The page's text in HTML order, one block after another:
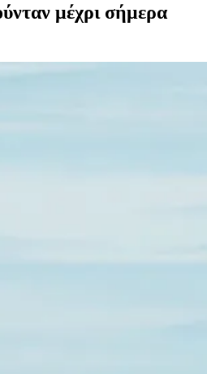
μέχρι σήμερα